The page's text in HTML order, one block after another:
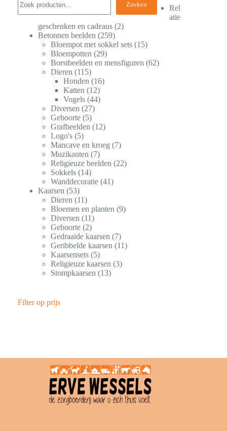
Zoeken
Rel
atie
geschenken en cadeaus 2
Betonnen beelden
259
Bloempot met sokkel sets 15
Bloempotten
29
Borstbeelden en mensfiguren 62
Dieren
115
Honden
16
Katten
12
Vogels 44
Diversen
27
Geboorte 5
Grafbeelden
12
Logo's 5
Mancave en kroeg
7
Muzikanten
7
Religieuze beelden
22
Sokkels 14
Wanddecoratie 41
Kaarsen
53
Dieren
11
Bloemen en planten 9
Diversen
11
Geboorte 2
Gedraaide kaarsen
7
Geribbelde kaarsen
11
Kaarsensets 5
Religieuze kaarsen 3
Stompkaarsen
13
Filter op prijs